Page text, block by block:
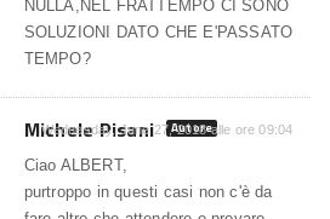
NULLA,NEL FRATTEMPO CI SONO
SOLUZIONI DATO CHE E'PASSATO
TEMPO?
Michele Pisani Autore
Wednesday, June 27, 2018 alle ore 09:04
Ciao ALBERT,
purtroppo in questi casi non c'è da